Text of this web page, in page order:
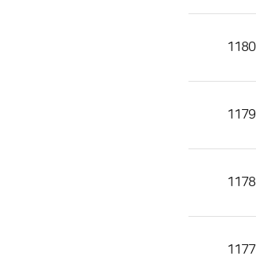
로
제
1180
1179
1178
1177